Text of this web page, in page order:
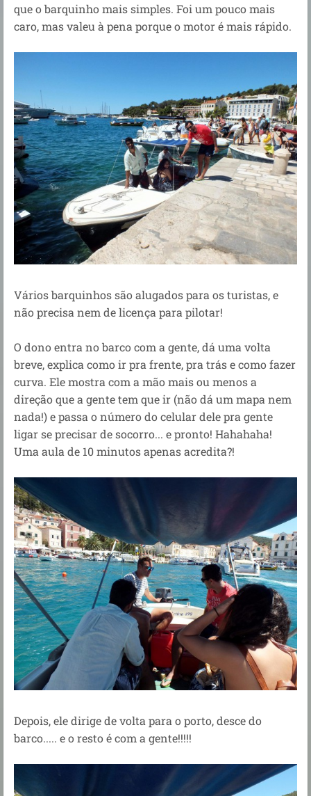
que o barquinho mais simples. Foi um pouco mais
caro, mas valeu à pena porque o motor é mais rápido.
Vários barquinhos são alugados para os turistas, e
não precisa nem de licença para pilotar!
O dono entra no barco com a gente, dá uma volta
breve, explica como ir pra frente, pra trás e como fazer
curva. Ele mostra com a mão mais ou menos a
direção que a gente tem que ir (não dá um mapa nem
nada!) e passa o número do celular dele pra gente
ligar se precisar de socorro... e pronto! Hahahaha!
Uma aula de 10 minutos apenas acredita?!
Depois, ele dirige de volta para o porto, desce do
barco..... e o resto é com a gente!!!!!